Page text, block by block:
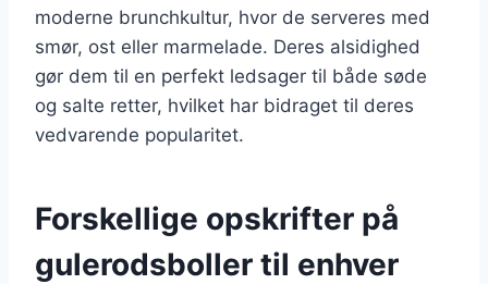
moderne brunchkultur, hvor de serveres med
smør, ost eller marmelade. Deres alsidighed
gør dem til en perfekt ledsager til både søde
og salte retter, hvilket har bidraget til deres
vedvarende popularitet.
Forskellige opskrifter på
gulerodsboller til enhver